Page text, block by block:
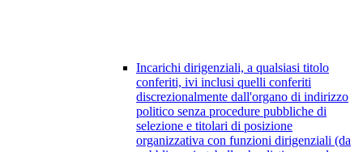
Incarichi dirigenziali, a qualsiasi titolo
conferiti, ivi inclusi quelli conferiti
discrezionalmente dall'organo di indirizzo
politico senza procedure pubbliche di
selezione e titolari di posizione
organizzativa con funzioni dirigenziali (da